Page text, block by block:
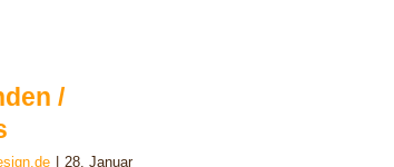
/
| 28. Januar